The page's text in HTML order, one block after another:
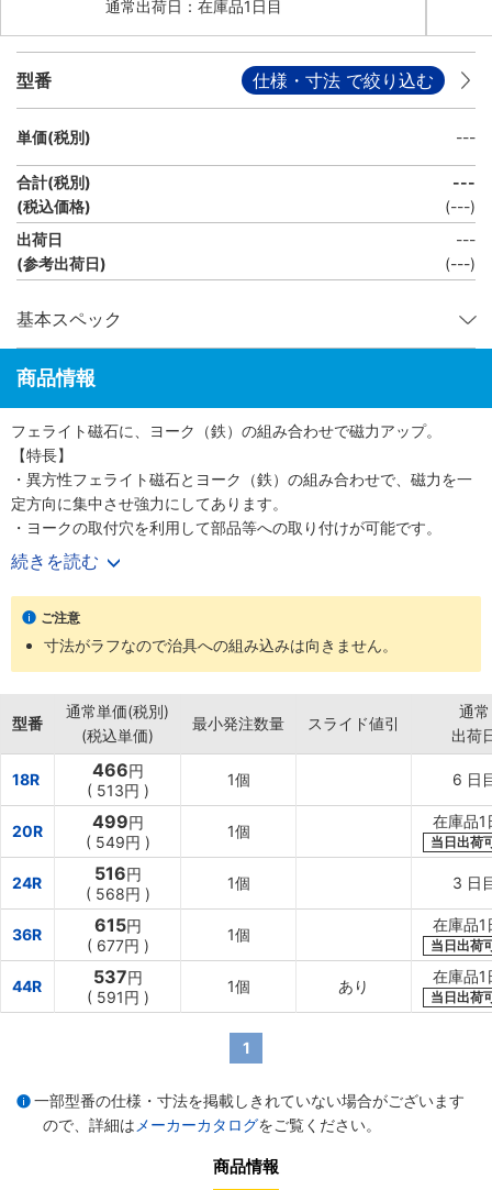
通常出荷日：在庫品1日目
型番 仕様・寸法 で絞り込む
単価(税別) ---
合計(税別)
(税込価格)
---
(---)
出荷日
(参考出荷日)
---
(---)
基本スペック
商品情報
フェライト磁石に、ヨーク（鉄）の組み合わせで磁力アップ。
【特長】
・異方性フェライト磁石とヨーク（鉄）の組み合わせで、磁力を一
定方向に集中させ強力にしてあります。
・ヨークの取付穴を利用して部品等への取り付けが可能です。
（20R、44R）
【用途】
・鉄板等への吸着、金型・治工具の吸着部品として及び図面、定規
の押え等に利用可能。
続きを読む
ご注意
寸法がラフなので治具への組み込みは向きません。
型番
通常単価(税別)
(税込単価)
最小発注数量 スライド値引
通常
出荷
18R 466円
( 513円 )
1個 6 日
20R 499円
( 549円 )
1個
在庫品1
当日出荷
24R 516円
( 568円 )
1個 3 日
36R 615円
( 677円 )
1個
在庫品1
当日出荷
44R 537円
( 591円 )
1個 あり
在庫品1
当日出荷
1
一部型番の仕様・寸法を掲載しきれていない場合がございます
ので、詳細は メーカーカタログをご覧ください。
商品情報